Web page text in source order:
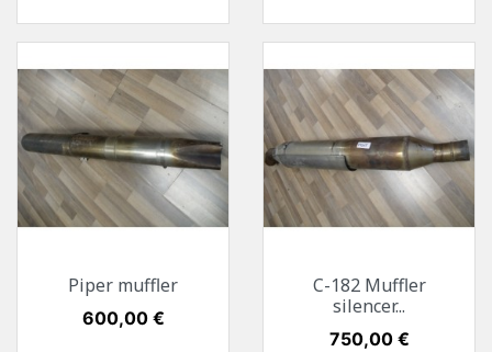
Piper muffler
Preis
600,00 €
C-182 Muffler
silencer...
Preis
750,00 €